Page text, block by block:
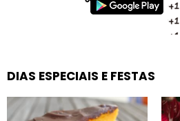
DIAS ESPECIAIS E FESTAS